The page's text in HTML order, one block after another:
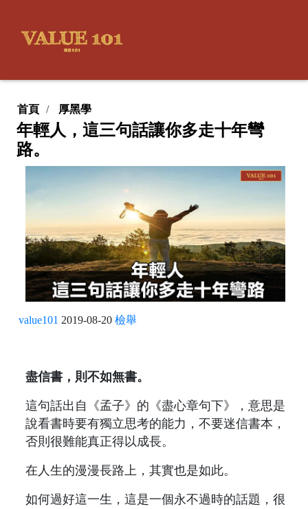
首頁 厚黑學
年輕人，這三句話讓你多走十年彎
路。
value101 2019-08-20 檢舉
盡信書，則不如無書。
這句話出自《孟子》的《盡心章句下》，意思是
說看書時要有獨立思考的能力，不要迷信書本，
否則很難能真正得以成長。
在人生的漫漫長路上，其實也是如此。
如何過好這一生，這是一個永不過時的話題，很